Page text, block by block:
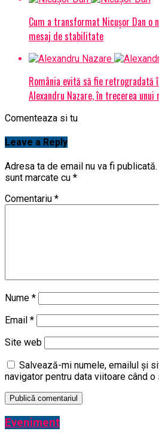
Cum a transformat Nicușor Dan o
mesaj de stabilitate
România evită să fie retrogradată
Alexandru Nazare, în trecerea
Comenteaza si tu
Leave a Reply
Adresa ta de email nu va fi publicată.
sunt marcate cu *
Comentariu *
Nume *
Email *
Site web
Salvează-mi numele, emailul și
navigator pentru data viitoare când
Eveniment